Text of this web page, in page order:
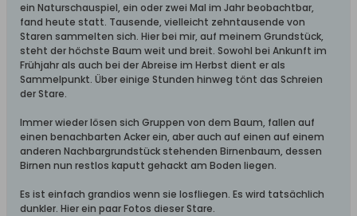
ein Naturschauspiel, ein oder zwei Mal im Jahr beobachtbar,
fand heute statt. Tausende, vielleicht zehntausende von
Staren sammelten sich. Hier bei mir, auf meinem Grundstück,
steht der höchste Baum weit und breit. Sowohl bei Ankunft im
Frühjahr als auch bei der Abreise im Herbst dient er als
Sammelpunkt. Über einige Stunden hinweg tönt das Schreien
der Stare.
Immer wieder lösen sich Gruppen von dem Baum, fallen auf
einen benachbarten Acker ein, aber auch auf einen auf einem
anderen Nachbargrundstück stehenden Birnenbaum, dessen
Birnen nun restlos kaputt gehackt am Boden liegen.
Es ist einfach grandios wenn sie losfliegen. Es wird tatsächlich
dunkler. Hier ein paar Fotos dieser Stare.